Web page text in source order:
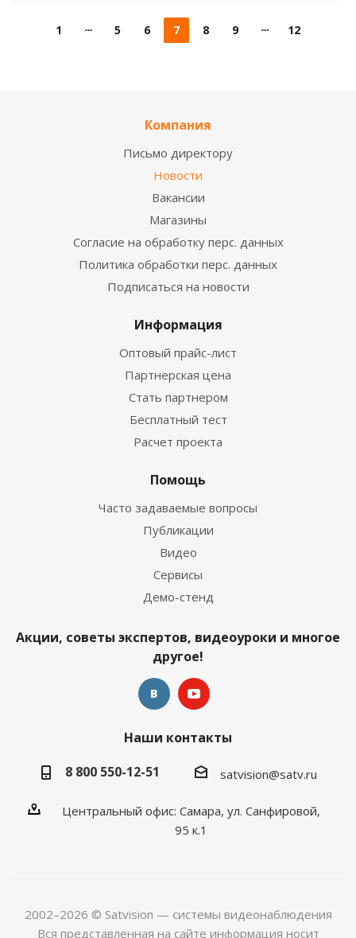
1 5 6 7 8 9 12
Компания
Письмо директору
Новости
Вакансии
Магазины
Согласие на обработку перс. данных
Политика обработки перс. данных
Подписаться на новости
Информация
Оптовый прайс-лист
Партнерская цена
Стать партнером
Бесплатный тест
Расчет проекта
Помощь
Часто задаваемые вопросы
Публикации
Видео
Сервисы
Демо-стенд
Акции, советы экспертов, видеоуроки и многое
другое!
Наши контакты
8 800 550-12-51
satvision@satv.ru
Центральный офис: Самара, ул. Санфировой,
95 к.1
2002–2026 © Satvision — системы видеонаблюдения
Вся представленная на сайте информация носит